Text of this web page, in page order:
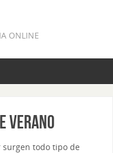
ONLINE
verano
surgen todo tipo de